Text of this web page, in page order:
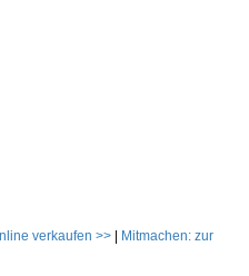
verkaufen >>
Mitmachen: zur